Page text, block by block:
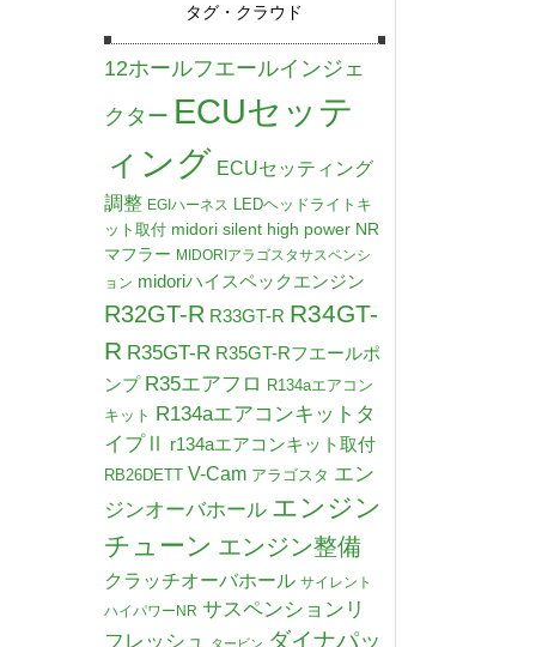
タグ・クラウド
12ホールフエールインジェ
クター ECUセッテ
ィング ECUセッティング
調整 EGIハーネス LEDヘッドライトキ
ット取付 midori silent high power NR
マフラー MIDORIアラゴスタサスペンシ
ョン midoriハイスペックエンジン
R32GT-R R33GT-R R34GT-
R R35GT-R R35GT-Rフエールポ
ンプ R35エアフロ R134aエアコン
キット R134aエアコンキットタ
イプⅡ
r134aエアコンキット取付
RB26DETT V-Cam アラゴスタ エン
ジンオーバホール エンジン
チューン エンジン整備
クラッチオーバホール サイレント
ハイパワーNR サスペンションリ
フレッシュ
タービン ダイナパッ